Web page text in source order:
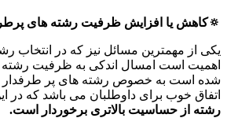
🔅کاهش یا افزایش ظرفیت رشته های
یکی از مهمترین مسائل نیز که در انتخاب
اهمیت است امسال اندکی به ظرفیت رشته
شده است به خصوص رشته های پر طرفدار
اتفاق خوب برای داوطلبان می باشد که در
رشته از حساسیت بالاتری برخوردار است.